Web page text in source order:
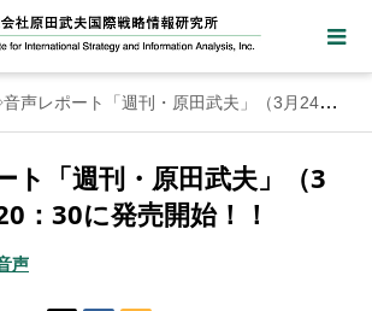
レポート「週刊・原田武夫」（3月24日号）20：30に発売開始！！
「週刊・原田武夫」（3
：30に発売開始！！
声